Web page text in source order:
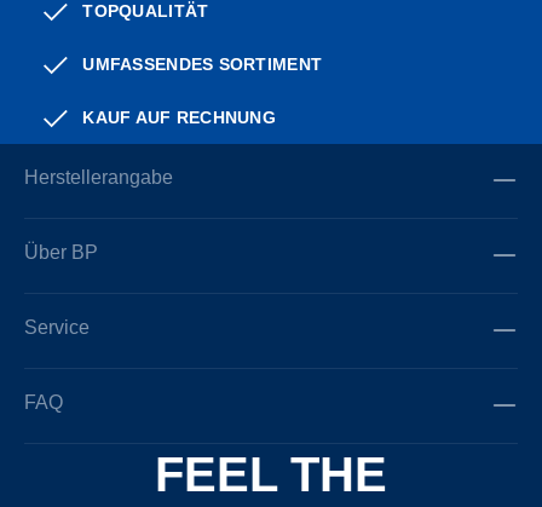
TOPQUALITÄT
UMFASSENDES SORTIMENT
KAUF AUF RECHNUNG
Herstellerangabe
Über BP
Service
FAQ
FEEL THE